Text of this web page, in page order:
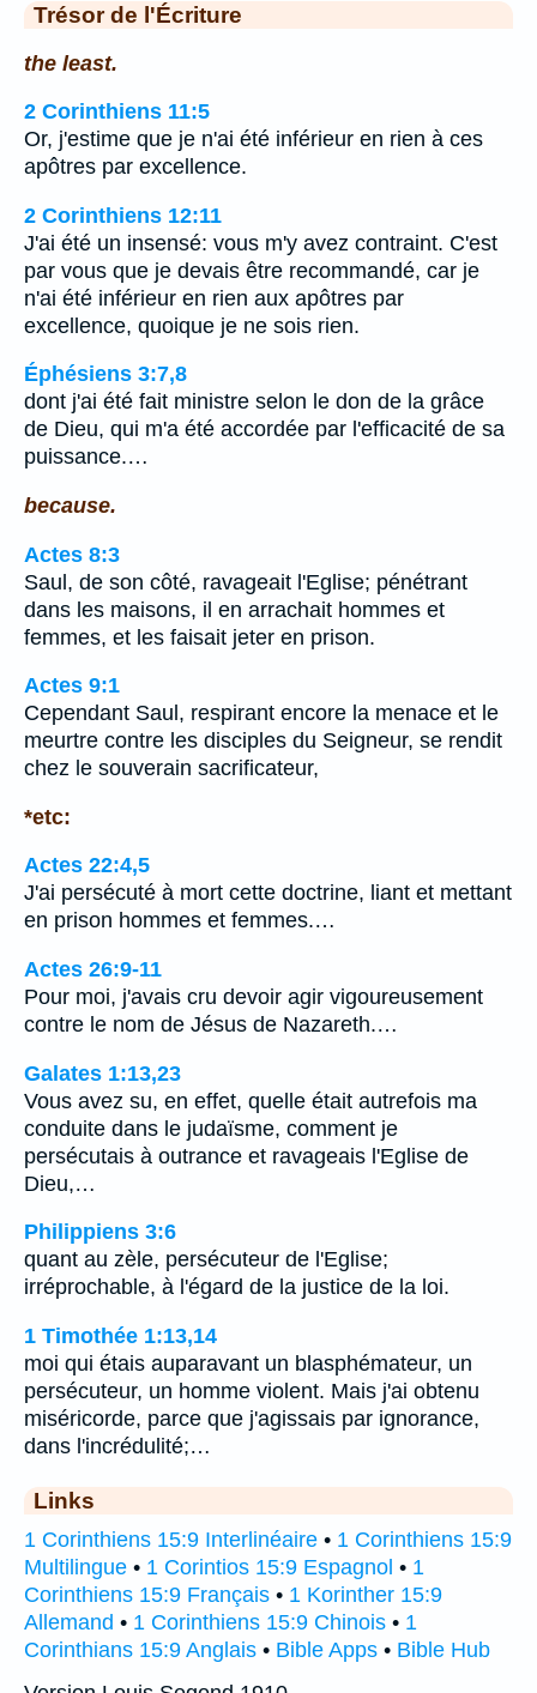
Trésor de l'Écriture
the least.
2 Corinthiens 11:5
Or, j'estime que je n'ai été inférieur en rien à ces
apôtres par excellence.
2 Corinthiens 12:11
J'ai été un insensé: vous m'y avez contraint. C'est
par vous que je devais être recommandé, car je
n'ai été inférieur en rien aux apôtres par
excellence, quoique je ne sois rien.
Éphésiens 3:7,8
dont j'ai été fait ministre selon le don de la grâce
de Dieu, qui m'a été accordée par l'efficacité de sa
puissance.…
because.
Actes 8:3
Saul, de son côté, ravageait l'Eglise; pénétrant
dans les maisons, il en arrachait hommes et
femmes, et les faisait jeter en prison.
Actes 9:1
Cependant Saul, respirant encore la menace et le
meurtre contre les disciples du Seigneur, se rendit
chez le souverain sacrificateur,
*etc:
Actes 22:4,5
J'ai persécuté à mort cette doctrine, liant et mettant
en prison hommes et femmes.…
Actes 26:9-11
Pour moi, j'avais cru devoir agir vigoureusement
contre le nom de Jésus de Nazareth.…
Galates 1:13,23
Vous avez su, en effet, quelle était autrefois ma
conduite dans le judaïsme, comment je
persécutais à outrance et ravageais l'Eglise de
Dieu,…
Philippiens 3:6
quant au zèle, persécuteur de l'Eglise;
irréprochable, à l'égard de la justice de la loi.
1 Timothée 1:13,14
moi qui étais auparavant un blasphémateur, un
persécuteur, un homme violent. Mais j'ai obtenu
miséricorde, parce que j'agissais par ignorance,
dans l'incrédulité;…
Links
1 Corinthiens 15:9 Interlinéaire • 1 Corinthiens 15:9
Multilingue • 1 Corintios 15:9 Espagnol • 1
Corinthiens 15:9 Français • 1 Korinther 15:9
Allemand • 1 Corinthiens 15:9 Chinois • 1
Corinthians 15:9 Anglais • Bible Apps • Bible Hub